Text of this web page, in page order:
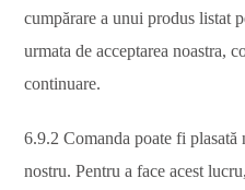
cumpărare a unui produs listat
urmata de acceptarea noastra,
continuare.
6.9.2 Comanda poate fi
nostru. Pentru a face acest